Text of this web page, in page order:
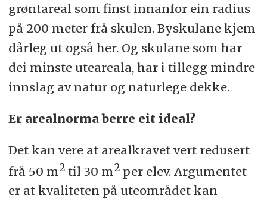
grøntareal som finst innanfor ein radius
på 200 meter frå skulen. Byskulane kjem
dårleg ut også her. Og skulane som har
dei minste uteareala, har i tillegg mindre
innslag av natur og naturlege dekke.
Er arealnorma berre eit ideal?
Det kan vere at arealkravet vert redusert
frå 50 m2til 30 m2per elev. Argumentet
er at kvaliteten på uteområdet kan